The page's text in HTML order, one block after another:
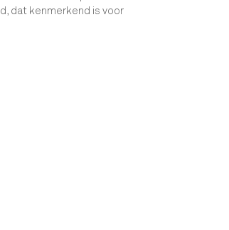
dat kenmerkend is voor